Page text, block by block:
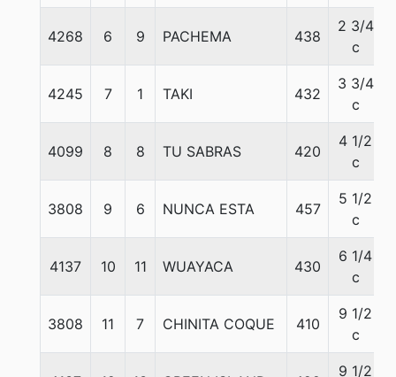
4268 6 9 PACHEMA 438
2 3/4
c
4245 7 1 TAKI 432
3 3/4
c
4099 8 8 TU SABRAS 420
4 1/2
c
3808 9 6 NUNCA ESTA 457
5 1/2
c
4137 10 11 WUAYACA 430
6 1/4
c
3808 11 7 CHINITA COQUE 410
9 1/2
c
9 1/2